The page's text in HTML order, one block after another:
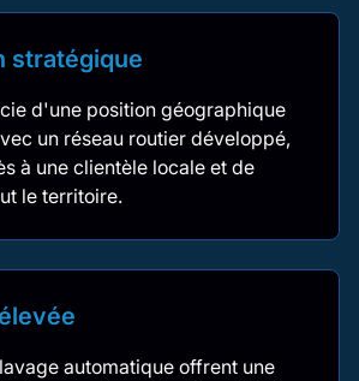
stratégique
d'une position géographique
un réseau routier développé,
à une clientèle locale et de
le territoire.
automatique offrent une